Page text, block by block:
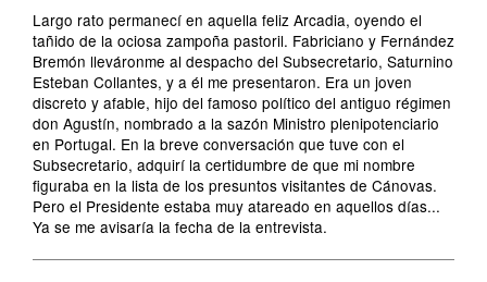
Largo rato permanecí en aquella feliz Arcadia, oyendo el
tañido de la ociosa zampoña pastoril. Fabriciano y Fernández
Bremón lleváronme al despacho del Subsecretario, Saturnino
Esteban Collantes, y a él me presentaron. Era un joven
discreto y afable, hijo del famoso político del antiguo régimen
don Agustín, nombrado a la sazón Ministro plenipotenciario
en Portugal. En la breve conversación que tuve con el
Subsecretario, adquirí la certidumbre de que mi nombre
figuraba en la lista de los presuntos visitantes de Cánovas.
Pero el Presidente estaba muy atareado en aquellos días...
Ya se me avisaría la fecha de la entrevista.